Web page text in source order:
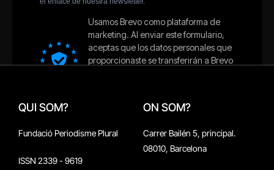
QUI SOM?
Fundació Periodisme Plural
ISSN 2339 - 9619
ON SOM?
Carrer Bailén 5, principal.
08010, Barcelona